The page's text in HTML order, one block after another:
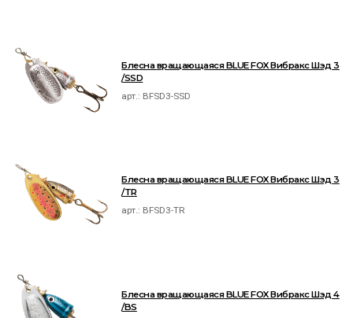
Блесна вращающаяся BLUE FOX Вибракс Шэд 3
/SSD
арт.: BFSD3-SSD
Блесна вращающаяся BLUE FOX Вибракс Шэд 3
/TR
арт.: BFSD3-TR
Блесна вращающаяся BLUE FOX Вибракс Шэд 4
/BS